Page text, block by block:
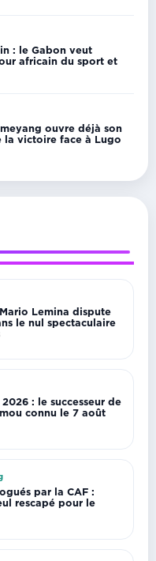
: le Gabon veut
africain du sport et
ouvre déjà son
la victoire face à Lugo
Lemina dispute
le nul spectaculaire
: le successeur de
connu le 7 août
par la CAF :
rescapé pour le